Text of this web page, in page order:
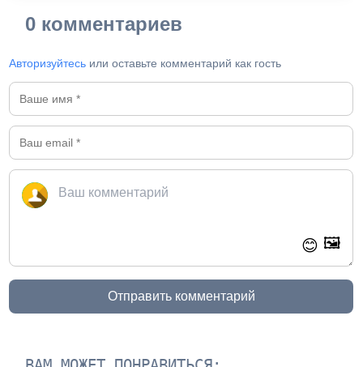
0 комментариев
Авторизуйтесь или оставьте комментарий как гость
😊 🖼️
Отправить комментарий